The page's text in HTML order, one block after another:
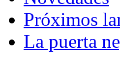
Próximos
La puerta